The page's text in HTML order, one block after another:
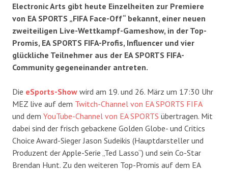
Electronic Arts gibt heute Einzelheiten zur Premiere
von EA SPORTS „FIFA Face-Off“ bekannt, einer neuen
zweiteiligen Live-Wettkampf-Gameshow, in der Top-
Promis, EA SPORTS FIFA-Profis, Influencer und vier
glückliche Teilnehmer aus der EA SPORTS FIFA-
Community gegeneinander antreten.
Die eSports-Show wird am 19. und 26. März um 17:30 Uhr
MEZ live auf dem Twitch-Channel von EA SPORTS FIFA
und dem YouTube-Channel von EA SPORTS übertragen. Mit
dabei sind der frisch gebackene Golden Globe- und Critics
Choice Award-Sieger Jason Sudeikis (Hauptdarsteller und
Produzent der Apple-Serie „Ted Lasso“) und sein Co-Star
Brendan Hunt. Zu den weiteren Top-Promis auf dem EA